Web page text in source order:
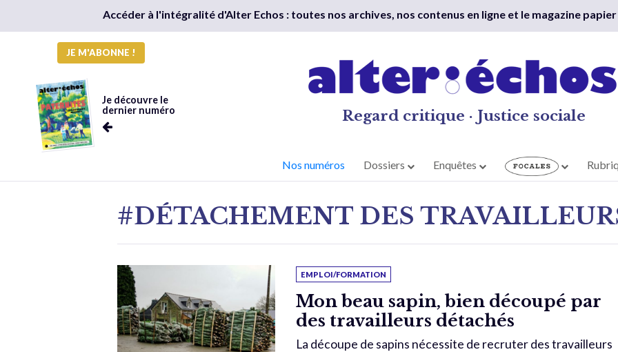
Accéder à l'intégralité d'Alter Echos : toutes nos archives, nos contenus en ligne et le magazine papier
JE M'ABONNE !
Je découvre le
dernier numéro
Regard critique · Justice sociale
Nos numéros Dossiers Enquêtes
#DÉTACHEMENT DES
EMPLOI/FORMATION
Mon beau sapin, bien découpé par
des travailleurs détachés
La découpe de sapins nécessite de recruter des travailleurs